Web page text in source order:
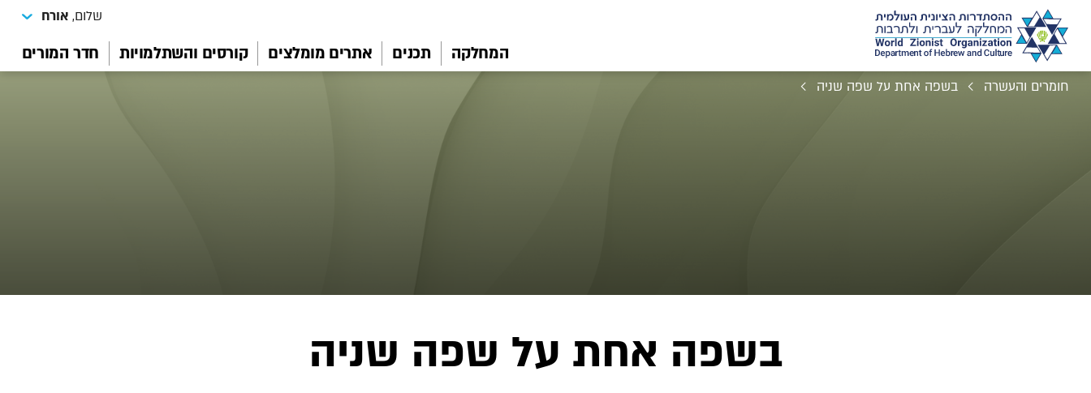
שלום,אורח
המחלקה תכנים אתרים מומלצים קורסים והשתלמויות חדר המורים
חומרים והעשרה בשפה אחת על שפה שניה
בשפה אחת על שפה שניה